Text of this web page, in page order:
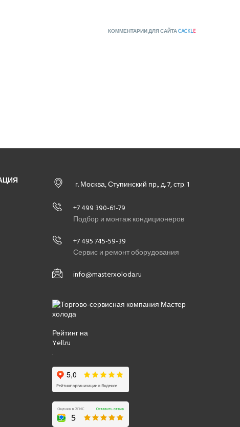
КОММЕНТАРИИ ДЛЯ САЙТАCACKLE
г. Москва, Ступинский пр., д. 7, стр. 1
+7 499 390-61-79
Подбор и монтаж кондиционеров
+7 495 745-59-39
Сервис и ремонт оборудования
info@masterxoloda.ru
Рейтинг на
Yell.ru
.